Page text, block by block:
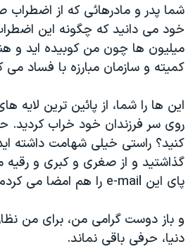
شما پدر و مادرهائی که از اضطراب
خود می دانید که چگونه این
میلیون ها چون من کوبیده اید و
کمیته و سازمان مبارزه با فساد می
این ها را شما، از پائین ترین لایه
روی سر فرزندان خود خراب کردید.
کنید؟ راستی خیلی شهامت داشته
گذاشتید و از صغری و کبری و رقیه
پای این e-mail را هم امضا می کردم سکینه.
و باز دوست گرامی من، برای من
دنیا، حرفی باقی نماند.